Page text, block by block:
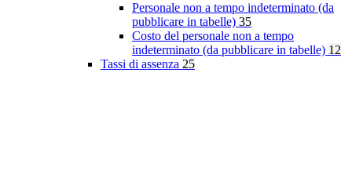
Personale non a tempo indeterminato (da
pubblicare in tabelle) 35
Costo del personale non a tempo
indeterminato (da pubblicare in tabelle) 12
Tassi di assenza 25